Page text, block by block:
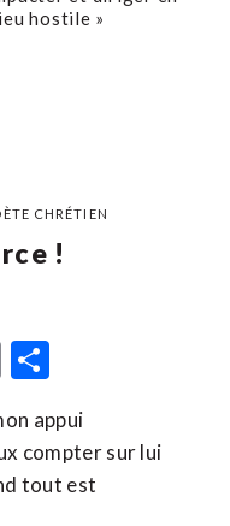
hostile »
CHRÉTIEN
!
Email
appui
compter sur lui
tout est